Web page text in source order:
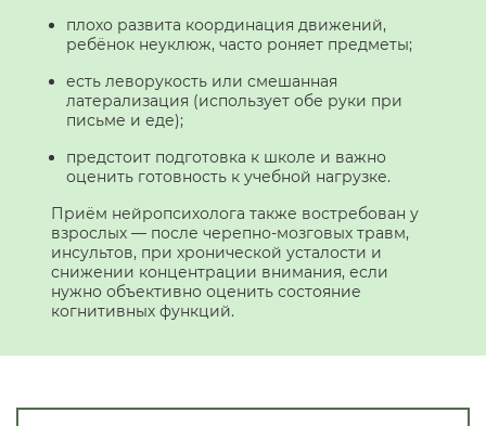
плохо развита координация движений,
ребёнок неуклюж, часто роняет предметы;
есть леворукость или смешанная
латерализация (использует обе руки при
письме и еде);
предстоит подготовка к школе и важно
оценить готовность к учебной нагрузке.
Приём нейропсихолога также востребован у
взрослых — после черепно-мозговых травм,
инсультов, при хронической усталости и
снижении концентрации внимания, если
нужно объективно оценить состояние
когнитивных функций.